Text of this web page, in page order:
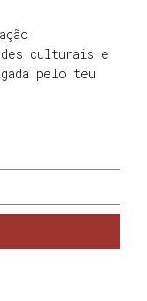
culturais e
pelo teu